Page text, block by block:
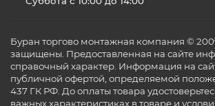
Буран торгово монтажная компания ©
защищены. Предоставленная на сайте
справочный характер. Информация на
публичной офертой, определяемой
437 ГК РФ. До оплаты товара
важных характеристиках в товаре и